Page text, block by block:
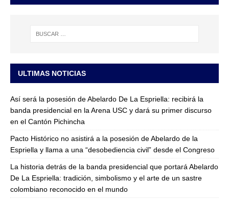
ULTIMAS NOTICIAS
Así será la posesión de Abelardo De La Espriella: recibirá la
banda presidencial en la Arena USC y dará su primer discurso
en el Cantón Pichincha
Pacto Histórico no asistirá a la posesión de Abelardo de la
Espriella y llama a una “desobediencia civil” desde el Congreso
La historia detrás de la banda presidencial que portará Abelardo
De La Espriella: tradición, simbolismo y el arte de un sastre
colombiano reconocido en el mundo